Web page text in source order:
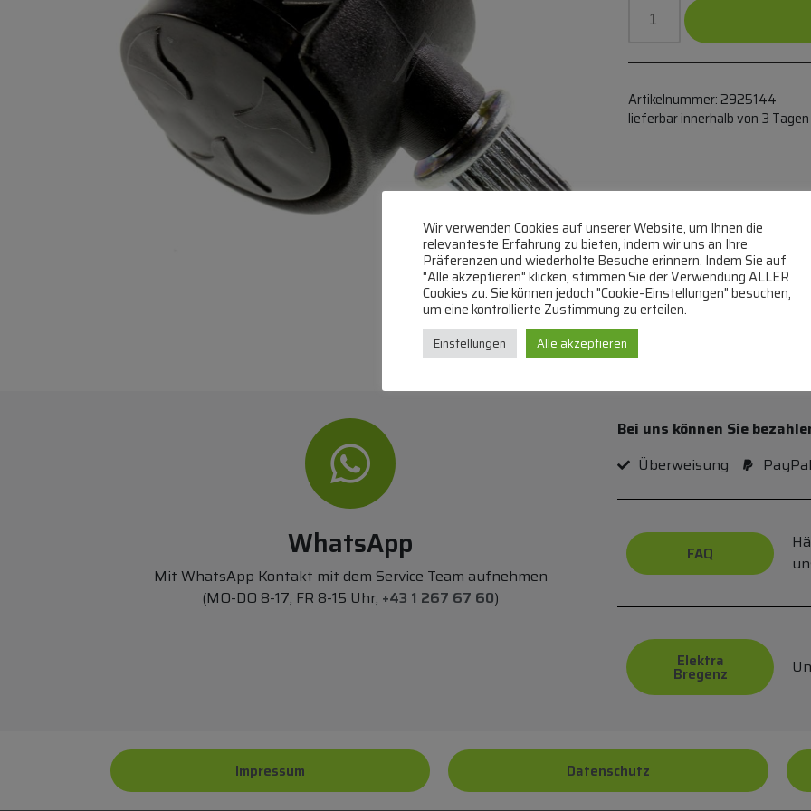
Artikelnummer: 2925144
lieferbar innerhalb von 3 Tagen
WhatsApp
Mit WhatsApp Kontakt mit dem Service Team aufnehmen
(MO-DO 8-17, FR 8-15 Uhr, +43 1 267 67 60)
Bei uns können Sie
Überweisung
PayPal
FAQ
Elektra
Bregenz
Impressum Datenschutz
Wir verwenden Cookies auf unserer Website, um Ihnen die
relevanteste Erfahrung zu bieten, indem wir uns an Ihre
Präferenzen und wiederholte Besuche erinnern. Indem Sie auf
"Alle akzeptieren" klicken, stimmen Sie der Verwendung ALLER
Cookies zu. Sie können jedoch "Cookie-Einstellungen" besuchen,
um eine kontrollierte Zustimmung zu erteilen.
Einstellungen Alle akzeptieren